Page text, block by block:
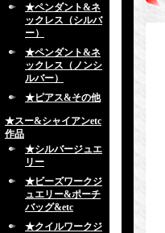
★ペンダント&ネ
ックレス（シルバ
ー）
★ペンダント&ネ
ックレス（ノンシ
ルバー）
★ピアス&その他
★スー&シャイアンetc
作品
★シルバージュエ
リー
★ビーズワークジ
ュエリー&ポーチ
バッグ&etc
★クイルワークジ